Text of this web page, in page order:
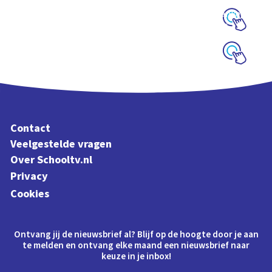
woorden en klanken
uit Letterliedjes
Contact
Veelgestelde vragen
Over Schooltv.nl
Privacy
Cookies
Ontvang jij de nieuwsbrief al? Blijf op de hoogte door je aan
te melden en ontvang elke maand een nieuwsbrief naar
keuze in je inbox!